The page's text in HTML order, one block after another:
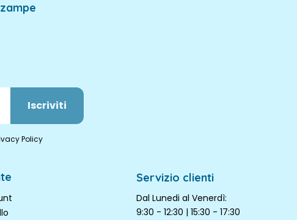
Iscriviti
Policy
Servizio clienti
Dal Lunedi al Venerdì:
9:30 - 12:30 | 15:30 - 17:30